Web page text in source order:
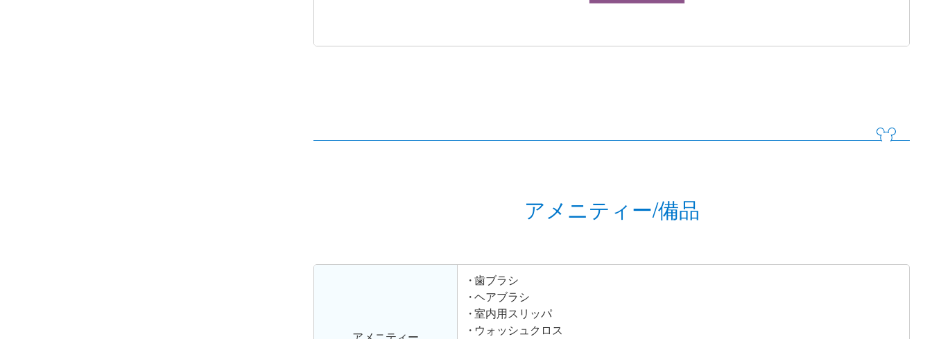
アメニティー/備品
歯ブラシ
ヘアブラシ
室内用スリッパ
ウォッシュクロス